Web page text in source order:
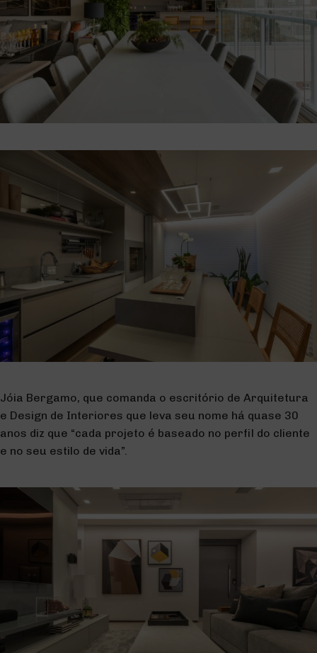
Jóia Bergamo, que comanda o escritório de Arquitetura
e Design de Interiores que leva seu nome há quase 30
anos diz que “cada projeto é baseado no perfil do cliente
e no seu estilo de vida”.